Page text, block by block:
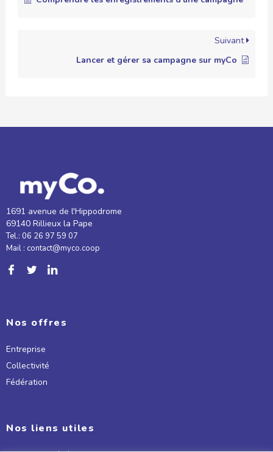
Suivant
Lancer et gérer sa campagne sur myCo
1691 avenue de l'Hippodrome
69140 Rillieux la Pape
Tel.: 06 26 97 59 07
Mail : contact@myco.coop
Nos offres
Entreprise
Collectivité
Fédération
Nos liens utiles